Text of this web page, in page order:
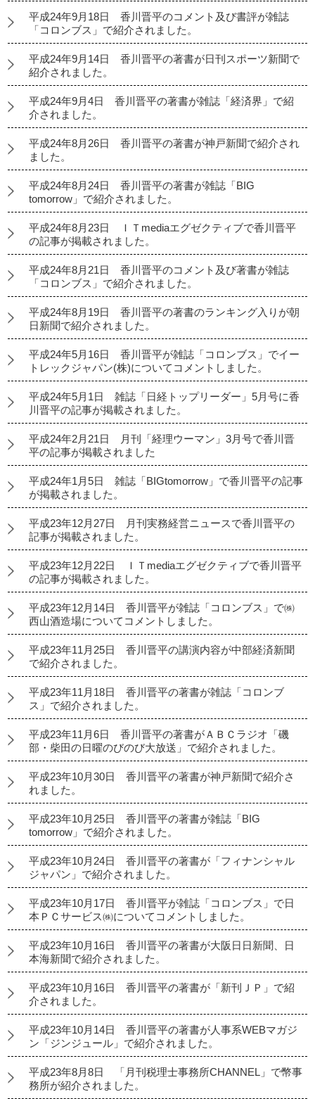
平成24年9月18日 香川晋平のコメント及び書評が雑誌
「コロンブス」で紹介されました。
平成24年9月14日 香川晋平の著書が日刊スポーツ新聞で
紹介されました。
平成24年9月4日 香川晋平の著書が雑誌「経済界」で紹
介されました。
平成24年8月26日 香川晋平の著書が神戸新聞で紹介され
ました。
平成24年8月24日 香川晋平の著書が雑誌「BIG
tomorrow」で紹介されました。
平成24年8月23日 ＩＴmediaエグゼクティブで香川晋平
の記事が掲載されました。
平成24年8月21日 香川晋平のコメント及び著書が雑誌
「コロンブス」で紹介されました。
平成24年8月19日 香川晋平の著書のランキング入りが朝
日新聞で紹介されました。
平成24年5月16日 香川晋平が雑誌「コロンブス」でイー
トレックジャパン(株)についてコメントしました。
平成24年5月1日 雑誌「日経トップリーダー」5月号に香
川晋平の記事が掲載されました。
平成24年2月21日 月刊「経理ウーマン」3月号で香川晋
平の記事が掲載されました
平成24年1月5日 雑誌「BIGtomorrow」で香川晋平の記事
が掲載されました。
平成23年12月27日 月刊実務経営ニュースで香川晋平の
記事が掲載されました。
平成23年12月22日 ＩＴmediaエグゼクティブで香川晋平
の記事が掲載されました。
平成23年12月14日 香川晋平が雑誌「コロンブス」で㈱
西山酒造場についてコメントしました。
平成23年11月25日 香川晋平の講演内容が中部経済新聞
で紹介されました。
平成23年11月18日 香川晋平の著書が雑誌「コロンブ
ス」で紹介されました。
平成23年11月6日 香川晋平の著書がＡＢＣラジオ「磯
部・柴田の日曜のびのび大放送」で紹介されました。
平成23年10月30日 香川晋平の著書が神戸新聞で紹介さ
れました。
平成23年10月25日 香川晋平の著書が雑誌「BIG
tomorrow」で紹介されました。
平成23年10月24日 香川晋平の著書が「フィナンシャル
ジャパン」で紹介されました。
平成23年10月17日 香川晋平が雑誌「コロンブス」で日
本ＰＣサービス㈱についてコメントしました。
平成23年10月16日 香川晋平の著書が大阪日日新聞、日
本海新聞で紹介されました。
平成23年10月16日 香川晋平の著書が「新刊ＪＰ」で紹
介されました。
平成23年10月14日 香川晋平の著書が人事系WEBマガジ
ン「ジンジュール」で紹介されました。
平成23年8月8日 「月刊税理士事務所CHANNEL」で幣事
務所が紹介されました。